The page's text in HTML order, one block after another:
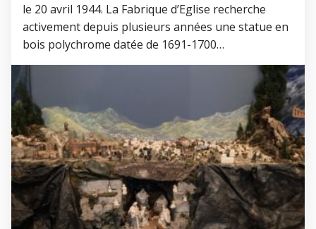
le 20 avril 1944. La Fabrique d’Eglise recherche
activement depuis plusieurs années une statue en
bois polychrome datée de 1691-1700…